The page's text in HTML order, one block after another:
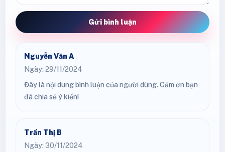
Gửi bình luận
Nguyễn Văn A
Ngày: 29/11/2024
Đây là nội dung bình luận của người dùng. Cảm ơn bạn
đã chia sẻ ý kiến!
Trần Thị B
Ngày: 30/11/2024